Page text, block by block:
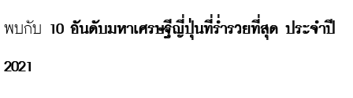
พบกับ 10 อันดับมหาเศรษฐีญี่ปุ่นที่ร่ำรวยที่สุด ประจำปี
2021